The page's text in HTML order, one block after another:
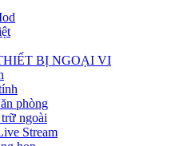
BỊ NGOẠI VI
phòng
ngoài
Stream